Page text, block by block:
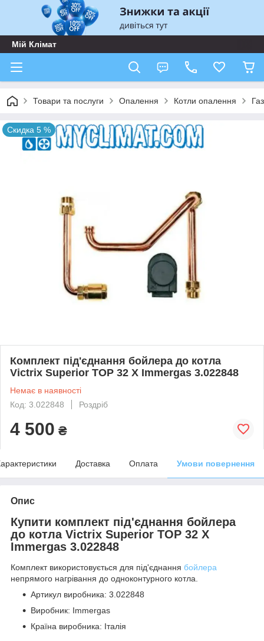
Мій Клімат
Товари та послуги Опалення Котли опалення
Скидка 5 %
Комплект під'єднання бойлера до котла
Victrix Superior TOP 32 X Immergas 3.022848
Немає в наявності
Код: 3.022848
Роздріб
4 500 ₴
Доставка Оплата Умови повернення
Опис
Купити комплект під'єднання бойлера
до котла Victrix Superior TOP 32 X
Immergas 3.022848
Комплект використовується для під'єднання бойлера
непрямого нагрівання до одноконтурного котла.
Артикул виробника: 3.022848
Виробник: Immergas
Країна виробника: Італія